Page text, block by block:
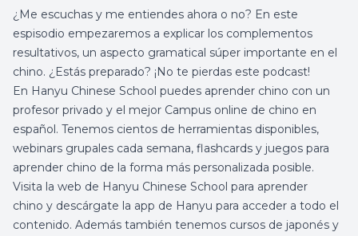
¿Me escuchas y me entiendes ahora o no? En este
espisodio empezaremos a explicar los complementos
resultativos, un aspecto gramatical súper importante en el
chino. ¿Estás preparado? ¡No te pierdas este podcast!
En Hanyu Chinese School puedes aprender chino con un
profesor privado y el mejor Campus online de chino en
español. Tenemos cientos de herramientas disponibles,
webinars grupales cada semana, flashcards y juegos para
aprender chino de la forma más personalizada posible.
Visita la web de Hanyu Chinese School para aprender
chino y descárgate la app de Hanyu para acceder a todo el
contenido. Además también tenemos cursos de japonés y